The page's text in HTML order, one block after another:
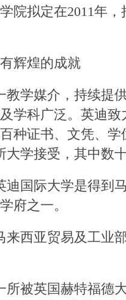
院拟定在2011年
辉煌的成就
学媒介，持续提
学科广泛。英迪
种证书、文凭、
大学接受，其中数
国际大学是得到
府之一。
西亚贸易及工业
被英国赫特福德